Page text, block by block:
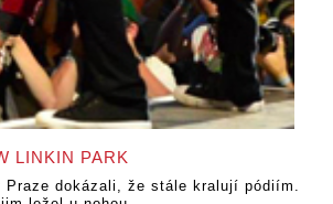
LINKIN PARK
Praze dokázali, že stále kralují pódiím.